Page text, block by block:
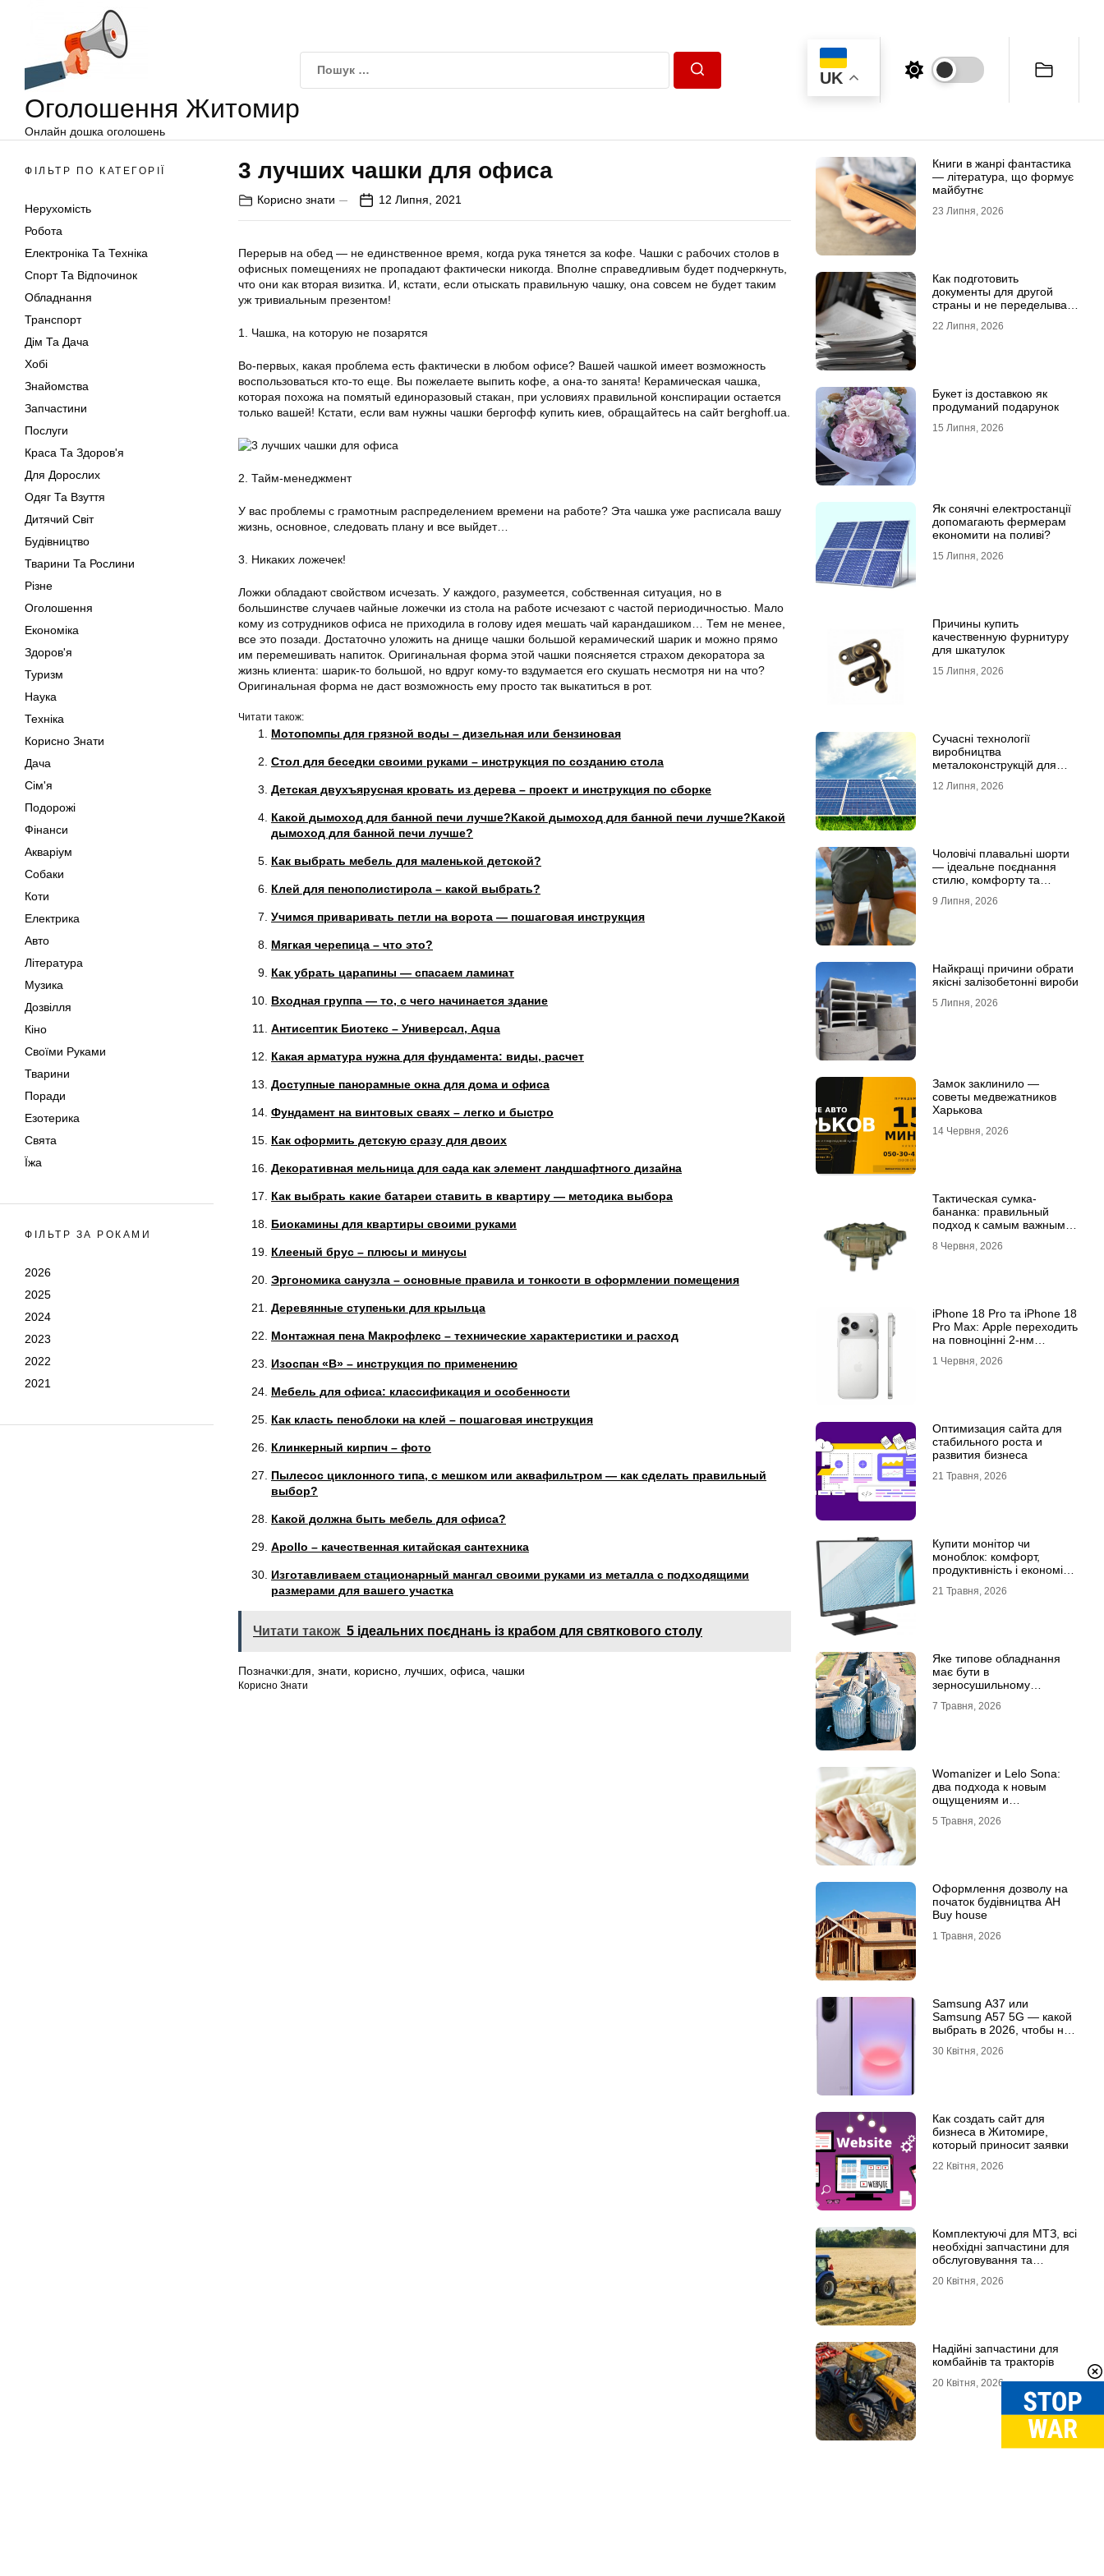
Оголошення Житомир
Онлайн дошка оголошень
UK
ФІЛЬТР ПО КАТЕГОРІЇ
Нерухомість
Робота
Електроніка Та Техніка
Спорт Та Відпочинок
Обладнання
Транспорт
Дім Та Дача
Хобі
Знайомства
Запчастини
Послуги
Краса Та Здоров'я
Для Дорослих
Одяг Та Взуття
Дитячий Світ
Будівництво
Тварини Та Рослини
Різне
Оголошення
Економіка
Здоров'я
Туризм
Наука
Техніка
Корисно Знати
Дача
Сім'я
Подорожі
Фінанси
Акваріум
Собаки
Коти
Електрика
Авто
Література
Музика
Дозвілля
Кіно
Своїми Руками
Тварини
Поради
Езотерика
Свята
Їжа
ФІЛЬТР ЗА РОКАМИ
2026
2025
2024
2023
2022
2021
3 лучших чашки для офиса
Корисно знати 12 Липня, 2021
Перерыв на обед — не единственное время, когда рука тянется за кофе. Чашки с рабочих столов в
офисных помещениях не пропадают фактически никогда. Вполне справедливым будет подчеркнуть,
что они как вторая визитка. И, кстати, если отыскать правильную чашку, она совсем не будет таким
уж тривиальным презентом!
1. Чашка, на которую не позарятся
Во-первых, какая проблема есть фактически в любом офисе? Вашей чашкой имеет возможность
воспользоваться кто-то еще. Вы пожелаете выпить кофе, а она-то занята! Керамическая чашка,
которая похожа на помятый единоразовый стакан, при условиях правильной конспирации остается
только вашей! Кстати, если вам нужны чашки бергофф купить киев, обращайтесь на сайт berghoff.ua.
2. Тайм-менеджмент
У вас проблемы с грамотным распределением времени на работе? Эта чашка уже расписала вашу
жизнь, основное, следовать плану и все выйдет…
3. Никаких ложечек!
Ложки обладают свойством исчезать. У каждого, разумеется, собственная ситуация, но в
большинстве случаев чайные ложечки из стола на работе исчезают с частой периодичностью. Мало
кому из сотрудников офиса не приходила в голову идея мешать чай карандашиком… Тем не менее,
все это позади. Достаточно уложить на днище чашки большой керамический шарик и можно прямо
им перемешивать напиток. Оригинальная форма этой чашки поясняется страхом декоратора за
жизнь клиента: шарик-то большой, но вдруг кому-то вздумается его скушать несмотря ни на что?
Оригинальная форма не даст возможность ему просто так выкатиться в рот.
Читати також:
Мотопомпы для грязной воды – дизельная или бензиновая
Стол для беседки своими руками – инструкция по созданию стола
Детская двухъярусная кровать из дерева – проект и инструкция по сборке
Какой дымоход для банной печи лучше?Какой дымоход для банной печи лучше?Какой
дымоход для банной печи лучше?
Как выбрать мебель для маленькой детской?
Клей для пенополистирола – какой выбрать?
Учимся приваривать петли на ворота — пошаговая инструкция
Мягкая черепица – что это?
Как убрать царапины — спасаем ламинат
Входная группа — то, с чего начинается здание
Антисептик Биотекс – Универсал, Aqua
Какая арматура нужна для фундамента: виды, расчет
Доступные панорамные окна для дома и офиса
Фундамент на винтовых сваях – легко и быстро
Как оформить детскую сразу для двоих
Декоративная мельница для сада как элемент ландшафтного дизайна
Как выбрать какие батареи ставить в квартиру — методика выбора
Биокамины для квартиры своими руками
Клееный брус – плюсы и минусы
Эргономика санузла – основные правила и тонкости в оформлении помещения
Деревянные ступеньки для крыльца
Монтажная пена Макрофлекс – технические характеристики и расход
Изоспан «В» – инструкция по применению
Мебель для офиса: классификация и особенности
Как класть пеноблоки на клей – пошаговая инструкция
Клинкерный кирпич – фото
Пылесос циклонного типа, с мешком или аквафильтром — как сделать правильный
выбор?
Какой должна быть мебель для офиса?
Apollo – качественная китайская сантехника
Изготавливаем стационарный мангал своими руками из металла с подходящими
размерами для вашего участка
Читати також 5 ідеальних поєднань із крабом для святкового столу
Позначки:для знати корисно лучших офиса чашки
Корисно Знати
Книги в жанрі фантастика
— література, що формує
майбутнє
23 Липня, 2026
Как подготовить
документы для другой
страны и не переделывать
22 Липня, 2026
Букет із доставкою як
продуманий подарунок
15 Липня, 2026
Як сонячні електростанції
допомагають фермерам
економити на поливі?
15 Липня, 2026
Причины купить
качественную фурнитуру
для шкатулок
15 Липня, 2026
Сучасні технології
виробництва
металоконструкцій для
12 Липня, 2026
Чоловічі плавальні шорти
— ідеальне поєднання
стилю, комфорту та
9 Липня, 2026
Найкращі причини обрати
якісні залізобетонні вироби
5 Липня, 2026
Замок заклинило —
советы медвежатников
Харькова
14 Червня, 2026
Тактическая сумка-
бананка: правильный
подход к самым важным
8 Червня, 2026
iPhone 18 Pro та iPhone 18
Pro Max: Apple переходить
на повноцінні 2-нм
1 Червня, 2026
Оптимизация сайта для
стабильного роста и
развития бизнеса
21 Травня, 2026
Купити монітор чи
моноблок: комфорт,
продуктивність і економія
21 Травня, 2026
Яке типове обладнання
має бути в
зерносушильному
7 Травня, 2026
Womanizer и Lelo Sona:
два подхода к новым
ощущениям и
5 Травня, 2026
Оформлення дозволу на
початок будівництва АН
Buy house
1 Травня, 2026
Samsung A37 или
Samsung A57 5G — какой
выбрать в 2026, чтобы не
30 Квітня, 2026
Как создать сайт для
бизнеса в Житомире,
который приносит заявки
22 Квітня, 2026
Комплектуючі для МТЗ, всі
необхідні запчастини для
обслуговування та
20 Квітня, 2026
Надійні запчастини для
комбайнів та тракторів
20 Квітня, 2026